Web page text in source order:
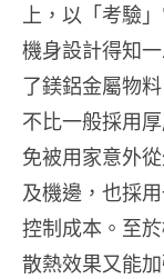
上，以「考驗
機身設計得知
了鎂鋁金屬物
不比一般採用
免被用家意外
及機邊，也採
控制成本。至
散熱效果又能